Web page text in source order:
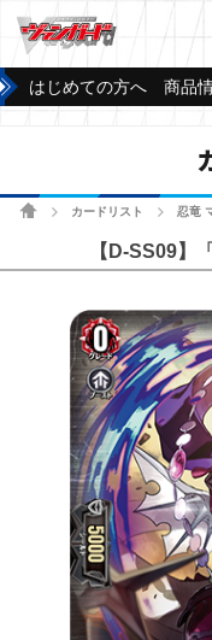
はじめての方へ 商品
ホームカードリスト 忍竜
【D-SS09】